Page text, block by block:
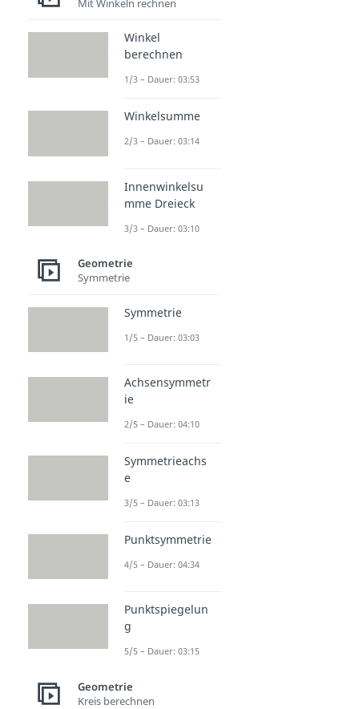
Mit Winkeln rechnen
Winkel
berechnen
1/3 – Dauer: 03:53
Winkelsumme
2/3 – Dauer: 03:14
Innenwinkelsu
mme Dreieck
3/3 – Dauer: 03:10
Geometrie
Symmetrie
Symmetrie
1/5 – Dauer: 03:03
Achsensymmetr
ie
2/5 – Dauer: 04:10
Symmetrieachs
e
3/5 – Dauer: 03:13
Punktsymmetrie
4/5 – Dauer: 04:34
Punktspiegelun
g
5/5 – Dauer: 03:15
Geometrie
Kreis berechnen